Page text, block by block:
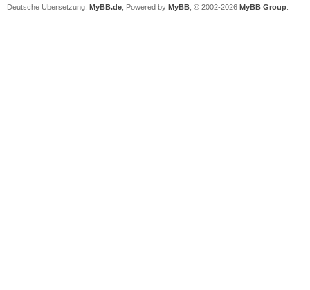
Deutsche Übersetzung: MyBB.de , Powered by MyBB , © 2002-2026 MyBB Group